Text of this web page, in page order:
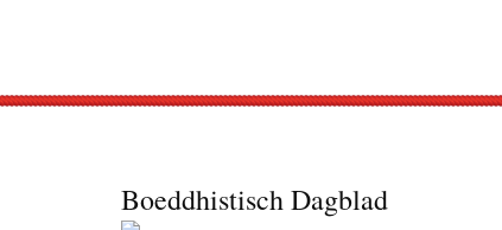
Boeddhistisch Dagblad